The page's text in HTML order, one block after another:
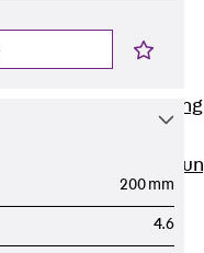
Bodengeführte
Rechenzentrum
200 mm
4.6